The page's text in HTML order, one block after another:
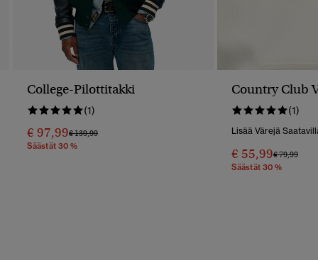
College-Pilottitakki
(1)
€ 97,99Hinta Alennettu Hinnasta
€ 139,99Hintaan
Säästät 30 %
Country Club
(1)
Lisää Värejä
€ 55,99Hinta
€ 79,99
Säästät 30 %